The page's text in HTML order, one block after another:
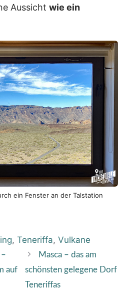
Aussicht wie ein
ein Fenster an der Talstation
,Teneriffa,Vulkane
auf
Masca – das am
schönsten gelegene Dorf
Teneriffas